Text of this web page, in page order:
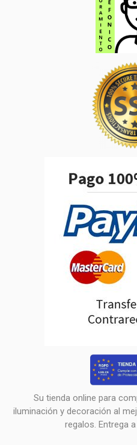
Su tienda online para
iluminación y decoración al
regalos. Entrega